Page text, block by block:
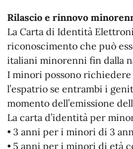
Rilascio e rinnovo
La Carta di Identità
riconoscimento che può
italiani minorenni fin dalla
I minori possono
l’espatrio se entrambi i
momento dell’emissione
La carta d’identità per
• 3 anni per i minori di 3
• 5 anni per i minori di età